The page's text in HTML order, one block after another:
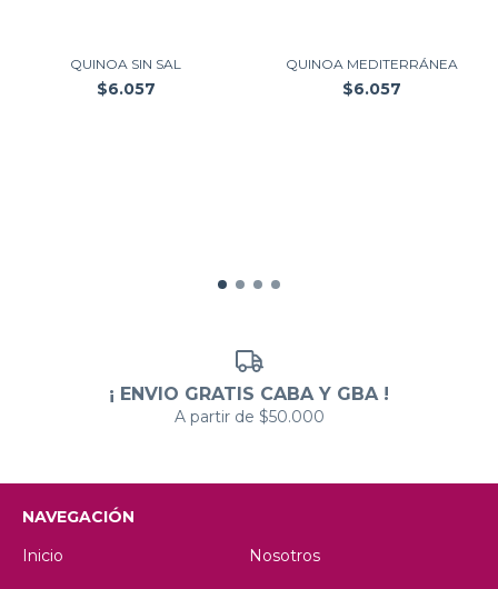
QUINOA SIN SAL
$6.057
QUINOA MEDITERRÁNEA
$6.057
¡ ENVIO GRATIS CABA Y GBA !
A partir de $50.000
NAVEGACIÓN
Inicio
Nosotros